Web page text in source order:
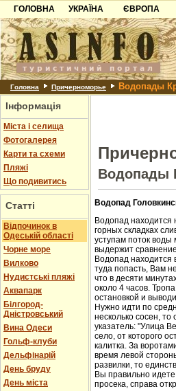
ГОЛОВНА
УКРАЇНА
Карпати
Азов
Причорноморря
Шацьк
ЄВРОПА
Чорногорія
Хорватія
Болгарія
Албанія
Головна Причерноморье Водопады
Інформація
Міста і селища
Фотогалерея
Карти та схеми
Пляжі
Що подивитись
Статті
Відпочинок в
Одеській області
Чорне море
Вилково
Нудистські пляжі
Аквапарк
Білгород-
Дністровський
Вина Одеси
Гольф-клуби
Дельфінарій
День бруду
День міста
Водопады
Водопад
Водопад
горных складках
уступам поток воды
выдержит
Водопад находится
туда попасть, Вам
что в десяти
около 4 часов.
остановкой и
Нужно идти по
несколько сосен,
указатель: "Улица
село, от которого
калитка. За
время левой
развилки, то
Вы правильно
просека, справа